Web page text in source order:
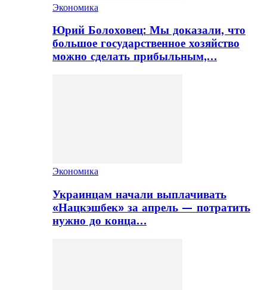
Экономика
Юрий Болоховец: Мы доказали, что
большое государственное хозяйство
можно сделать прибыльным,…
Экономика
Украинцам начали выплачивать
«Нацкэшбек» за апрель — потратить
нужно до конца…